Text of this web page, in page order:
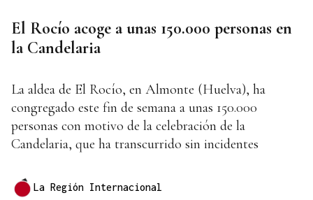
El Rocío acoge a unas 150.000 personas en
la Candelaria
La aldea de El Rocío, en Almonte (Huelva), ha
congregado este fin de semana a unas 150.000
personas con motivo de la celebración de la
Candelaria, que ha transcurrido sin incidentes
La Región Internacional